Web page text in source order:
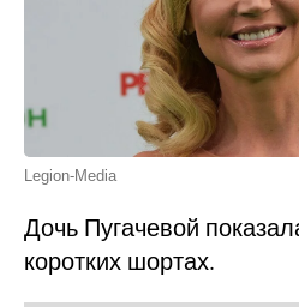
Legion-Media
Дочь Пугачевой
коротких шортах.